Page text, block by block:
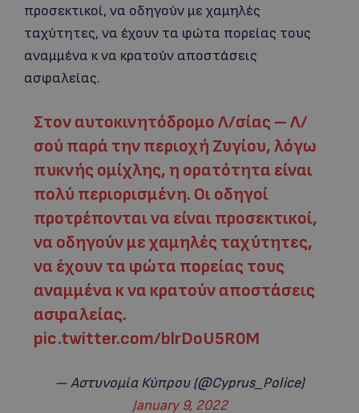
προσεκτικοί, να οδηγούν με χαμηλές
ταχύτητες, να έχουν τα φώτα πορείας τους
αναμμένα κ να κρατούν αποστάσεις
ασφαλείας.
Στον αυτοκινητόδρομο Λ/σίας – Λ/
σού παρά την περιοχή Ζυγίου, λόγω
πυκνής ομίχλης, η ορατότητα είναι
πολύ περιορισμένη. Οι οδηγοί
προτρέπονται να είναι προσεκτικοί,
να οδηγούν με χαμηλές ταχύτητες,
να έχουν τα φώτα πορείας τους
αναμμένα κ να κρατούν αποστάσεις
ασφαλείας.
pic.twitter.com/blrDoU5R0M
— Αστυνομία Κύπρου (@Cyprus_Police)
January 9, 2022